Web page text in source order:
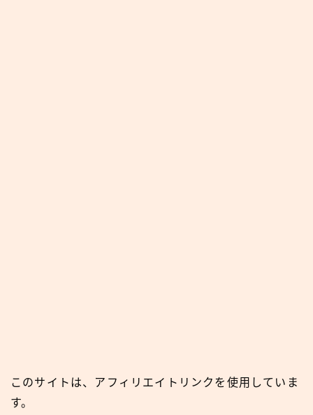
このサイトは、アフィリエイトリンクを使用していま
す。